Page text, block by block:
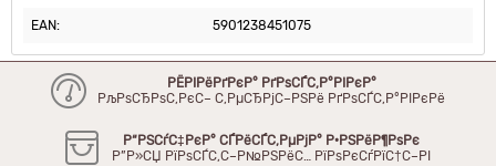
EAN: 5901238451075
РЁРІРёРґРєР° РґРѕСЃС‚Р°РІРєР°
РљРѕСЂРѕС‚РєС– С‚РµСЂРјС–РЅРё РґРѕСЃС‚Р°РІРєРё
Р“РЅСѓС‡РєР° СЃРёСЃС‚РµРјР° Р·РЅРёР¶РѕРє
Р”Р»СЏ РїРѕСЃС‚С–Р№РЅРёС… РїРѕРєСѓРїС†С–РІ